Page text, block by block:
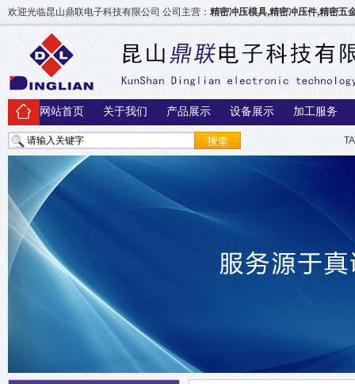
欢迎光临昆山鼎联电子科技有限公司 公司主营： 精密冲压模具,精密冲压件,精密五
网站首页 关于我们 产品展示 设备展示 加工服务